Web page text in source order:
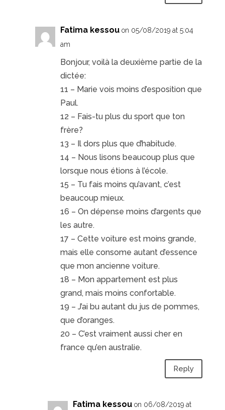
Fatima kessou on 05/08/2019 at 5:04
am
Bonjour, voilà la deuxième partie de la
dictée:
11 – Marie vois moins d’esposition que
Paul.
12 – Fais-tu plus du sport que ton
frère?
13 – Il dors plus que d’habitude.
14 – Nous lisons beaucoup plus que
lorsque nous étions à l’école.
15 – Tu fais moins qu’avant, c’est
beaucoup mieux.
16 – On dépense moins d’argents que
les autre.
17 – Cette voiture est moins grande,
mais elle consome autant d’essence
que mon ancienne voiture.
18 – Mon appartement est plus
grand, mais moins confortable.
19 – J’ai bu autant du jus de pommes,
que d’oranges.
20 – C’est vraiment aussi cher en
france qu’en australie.
Reply
Fatima kessou on 06/08/2019 at